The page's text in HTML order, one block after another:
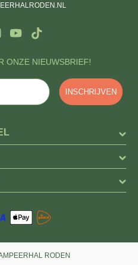
ONZE NIEUWSBRIEF!
INSCHRIJVEN
RODEN